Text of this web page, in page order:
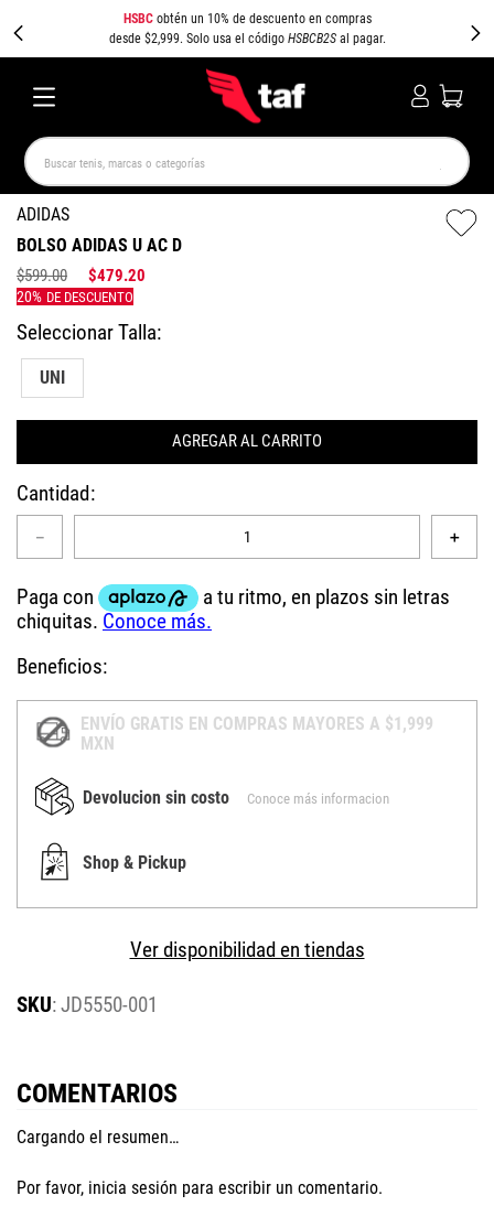
HSBCobtén un 10% de descuento en compras
desde $2,999. Solo usa el código HSBCB2Sal pagar.
Buscar tenis, marcas o categorías
ADIDAS
BOLSO ADIDAS U AC D
$599.00 $479.20
UNI
AGREGAR AL CARRITO
Cantidad
＋
－
Beneficios:
ENVÍO GRATIS EN COMPRAS MAYORES A $1,999
MXN
Devolucion sin costo Conoce más informacion
Shop & Pickup
Ver disponibilidad en tiendas
:JD5550-001
COMENTARIOS
Cargando el resumen…
Por favor, inicia sesión para escribir un comentario.
TÉRMINOS MÁS BUSCADOS
NEW BALANCE SAMBA
SPEEDCAT JORDAN 1